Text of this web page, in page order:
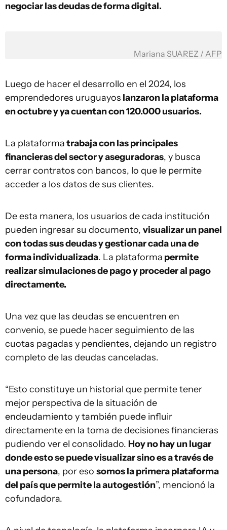
negociar las deudas de forma digital.
Mariana SUAREZ / AFP
Luego de hacer el desarrollo en el 2024, los
emprendedores uruguayos lanzaron la plataforma
en octubre y ya cuentan con 120.000 usuarios.
La plataformatrabaja con las principales
financieras del sector y aseguradoras, y busca
cerrar contratos con bancos, lo que le permite
acceder a los datos de sus clientes.
De esta manera, los usuarios de cada institución
pueden ingresar su documento, visualizar un panel
con todas sus deudas y gestionar cada una de
forma individualizada. La plataforma permite
realizar simulaciones de pago y proceder al pago
directamente.
Una vez que las deudas se encuentren en
convenio, se puede hacer seguimiento de las
cuotas pagadas y pendientes, dejando un registro
completo de las deudas canceladas.
“Esto constituye un historial que permite tener
mejor perspectiva de la situación de
endeudamiento y también puede influir
directamente en la toma de decisiones financieras
pudiendo ver el consolidado. Hoy no hay un lugar
donde esto se puede visualizar sino es a través de
una persona, por eso somos la primera plataforma
del país que permite la autogestión”, mencionó la
cofundadora.